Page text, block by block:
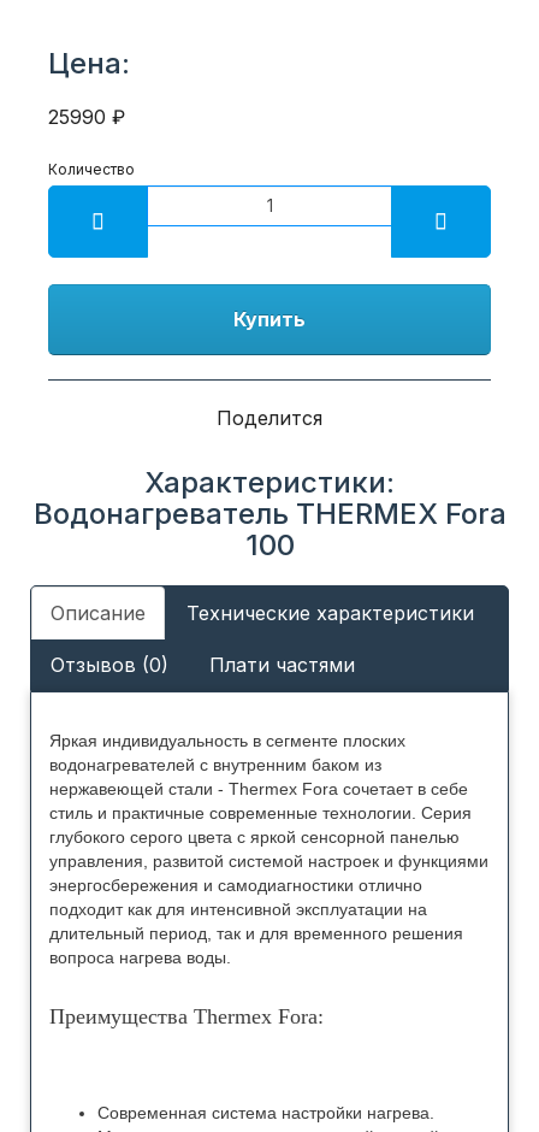
Цена:
25990 ₽
Количество
Купить
Поделится
Характеристики:
Водонагреватель THERMEX Fora
100
Описание Технические характеристики
Отзывов (0) Плати частями
Яркая индивидуальность в сегменте плоских
водонагревателей с внутренним баком из
нержавеющей стали - Thermex Fora сочетает в себе
стиль и практичные современные технологии. Серия
глубокого серого цвета с яркой сенсорной панелью
управления, развитой системой настроек и функциями
энергосбережения и самодиагностики отлично
подходит как для интенсивной эксплуатации на
длительный период, так и для временного решения
вопроса нагрева воды.
Преимущества Thermex Forа:
Современная система настройки нагрева.